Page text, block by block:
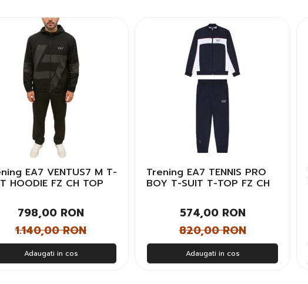
EA7 VENTUS7 M T-
HOODIE FZ CH TOP
798,00 RON
1.140,00 RON
Adaugati in cos
Trening EA7 TENNIS PRO
BOY T-SUIT T-TOP FZ CH
574,00 RON
820,00 RON
Adaugati in cos